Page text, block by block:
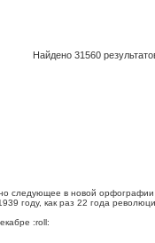
Найдено 31560
следующее в новой
году, как раз 22 года
:roll: